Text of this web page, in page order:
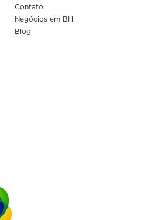
Contato
Negócios em BH
Blog